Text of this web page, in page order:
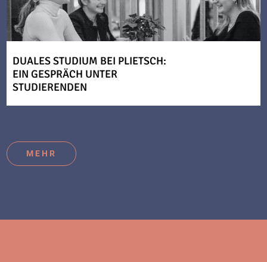
DUALES STUDIUM BEI PLIETSCH:
EIN GESPRÄCH UNTER
STUDIERENDEN
MEHR